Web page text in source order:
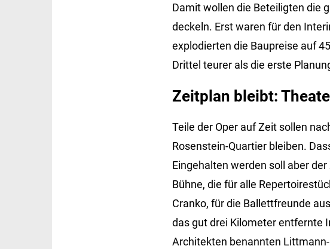
Damit wollen die Beteiligten die
deckeln. Erst waren für den
explodierten die Baupreise auf
Drittel teurer als die erste
Zeitplan bleibt:
Teile der Oper auf Zeit sollen
Rosenstein-Quartier bleiben.
Eingehalten werden soll aber
Bühne, die für alle
Cranko, für die Ballettfreunde
das gut drei Kilometer entfernte
Architekten benannten